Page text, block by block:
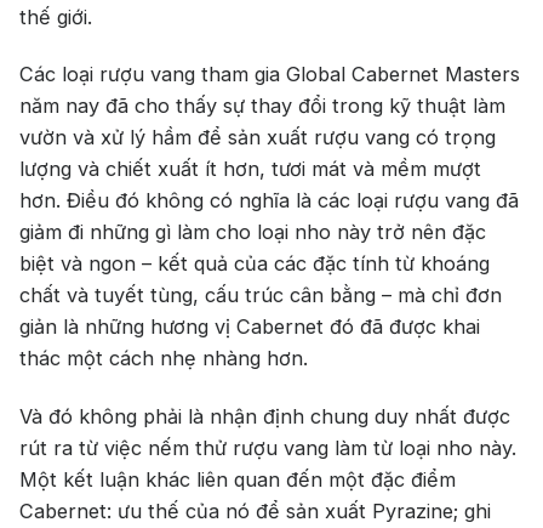
thế giới.
Các loại rượu vang tham gia Global Cabernet Masters
năm nay đã cho thấy sự thay đổi trong kỹ thuật làm
vườn và xử lý hầm để sản xuất rượu vang có trọng
lượng và chiết xuất ít hơn, tươi mát và mềm mượt
hơn. Điều đó không có nghĩa là các loại rượu vang đã
giảm đi những gì làm cho loại nho này trở nên đặc
biệt và ngon – kết quả của các đặc tính từ khoáng
chất và tuyết tùng, cấu trúc cân bằng – mà chỉ đơn
giản là những hương vị Cabernet đó đã được khai
thác một cách nhẹ nhàng hơn.
Và đó không phải là nhận định chung duy nhất được
rút ra từ việc nếm thử rượu vang làm từ loại nho này.
Một kết luận khác liên quan đến một đặc điểm
Cabernet: ưu thế của nó để sản xuất Pyrazine; ghi